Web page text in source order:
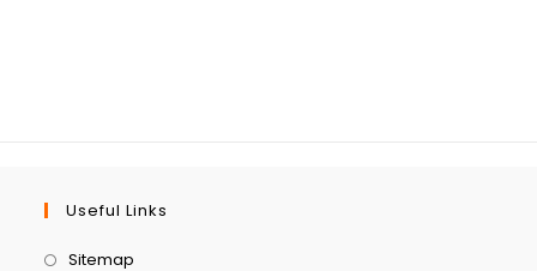
Useful Links
Sitemap